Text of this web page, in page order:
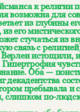
к религии
возможна для
из глубины
его
стучаться из
связь с
истощили,
Оба —
декадентства
пребывала и
слишком по-